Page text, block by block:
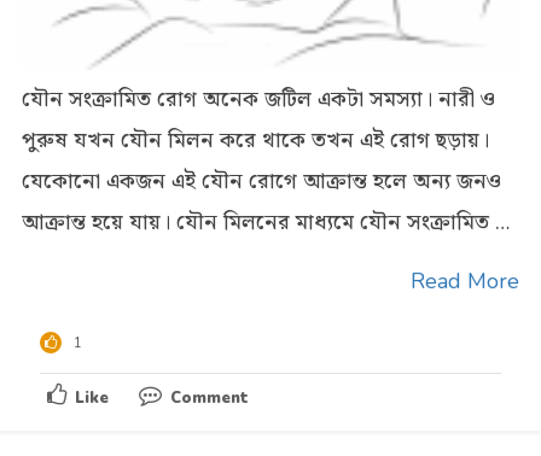
যৌন সংক্রামিত রোগ অনেক জটিল একটা সমস্যা। নারী ও
পুরুষ যখন যৌন মিলন করে থাকে তখন এই রোগ ছড়ায়।
যেকোনো একজন এই যৌন রোগে আক্রান্ত হলে অন্য জনও
আক্রান্ত হয়ে যায়। যৌন মিলনের মাধ্যমে যৌন সংক্রামিত ??
Read More
1
Like Comment